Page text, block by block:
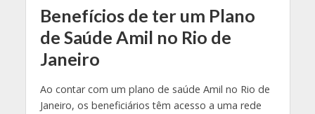
Benefícios de ter um Plano
de Saúde Amil no Rio de
Janeiro
Ao contar com um plano de saúde Amil no Rio de
Janeiro, os beneficiários têm acesso a uma rede